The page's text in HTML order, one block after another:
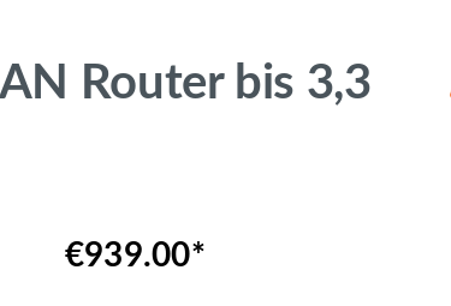
Router bis 3,3
€939.00*